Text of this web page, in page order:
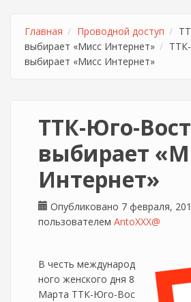
Главная Проводной доступ
выбирает «Мисс Интернет»
выбирает «Мисс Интернет»
ТТК-Юго-
выбирает
Интернет»
Опубликовано 7 февраля,
пользователем AntoXXX@
В честь международ
ного женского дня 8
Марта ТТК-Юго-Вос